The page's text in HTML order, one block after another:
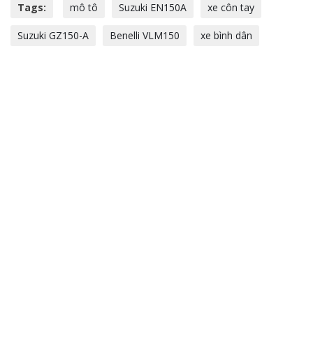
Tags: mô tô Suzuki EN150A xe côn tay
Suzuki GZ150-A Benelli VLM150 xe bình dân